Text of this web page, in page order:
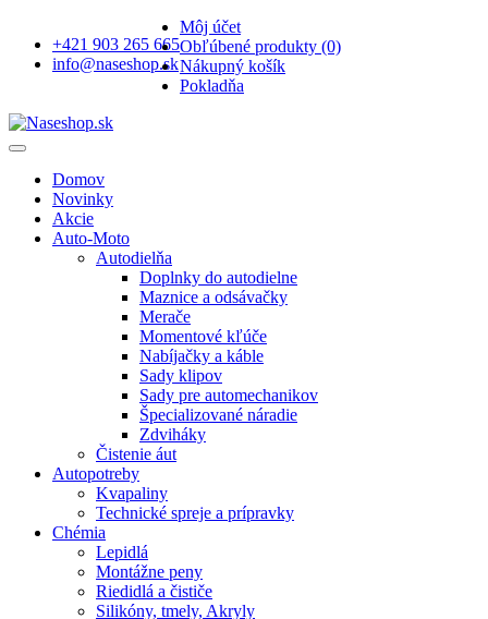
+421 903 265 665
info@naseshop.sk
Môj účet
Obľúbené produkty (0)
Nákupný košík
Pokladňa
Domov
Novinky
Akcie
Auto-Moto
Autodielňa
Doplnky do autodielne
Maznice a odsávačky
Merače
Momentové kľúče
Nabíjačky a káble
Sady klipov
Sady pre automechanikov
Špecializované náradie
Zdviháky
Čistenie áut
Autopotreby
Kvapaliny
Technické spreje a prípravky
Chémia
Lepidlá
Montážne peny
Riedidlá a čističe
Silikóny, tmely, Akryly